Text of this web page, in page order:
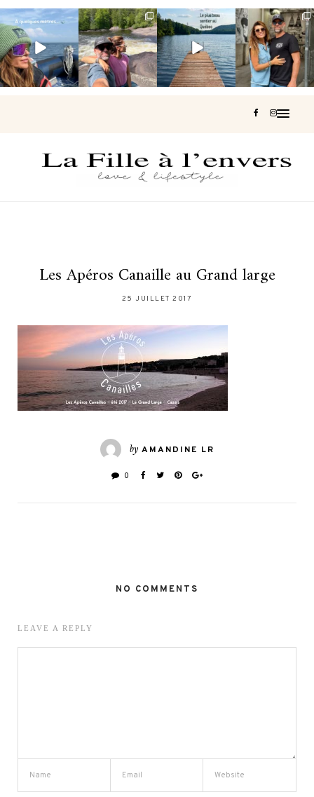
Voir une baleine
en photo, c’est
impressionnant
🐋...
Les Laurentides,
le Québec
version nature.
...
Et si je te disais
qu’il existe un
sentier où tu...
127 37
Montréal, une
très belle
surprise 🇨🇦
446
Les Apéros Canaille au Grand large
25 JUILLET 2017
by AMANDINE LR
0
NO COMMENTS
LEAVE A REPLY